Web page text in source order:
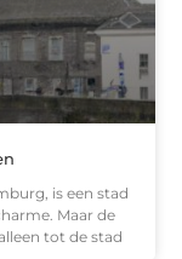
is een stad
Maar de
tot de stad